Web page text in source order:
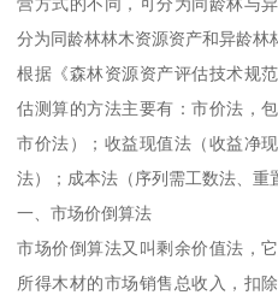
营方式的不同，可分为同龄林与
分为同龄林林木资源资产和异龄林
根据《森林资源资产评估技术规
估测算的方法主要有：市价法，
市价法）；收益现值法（收益净
法）；成本法（序列需工数法、重
一、市场价倒算法
市场价倒算法又叫剩余价值法，
所得木材的市场销售总收入，扣